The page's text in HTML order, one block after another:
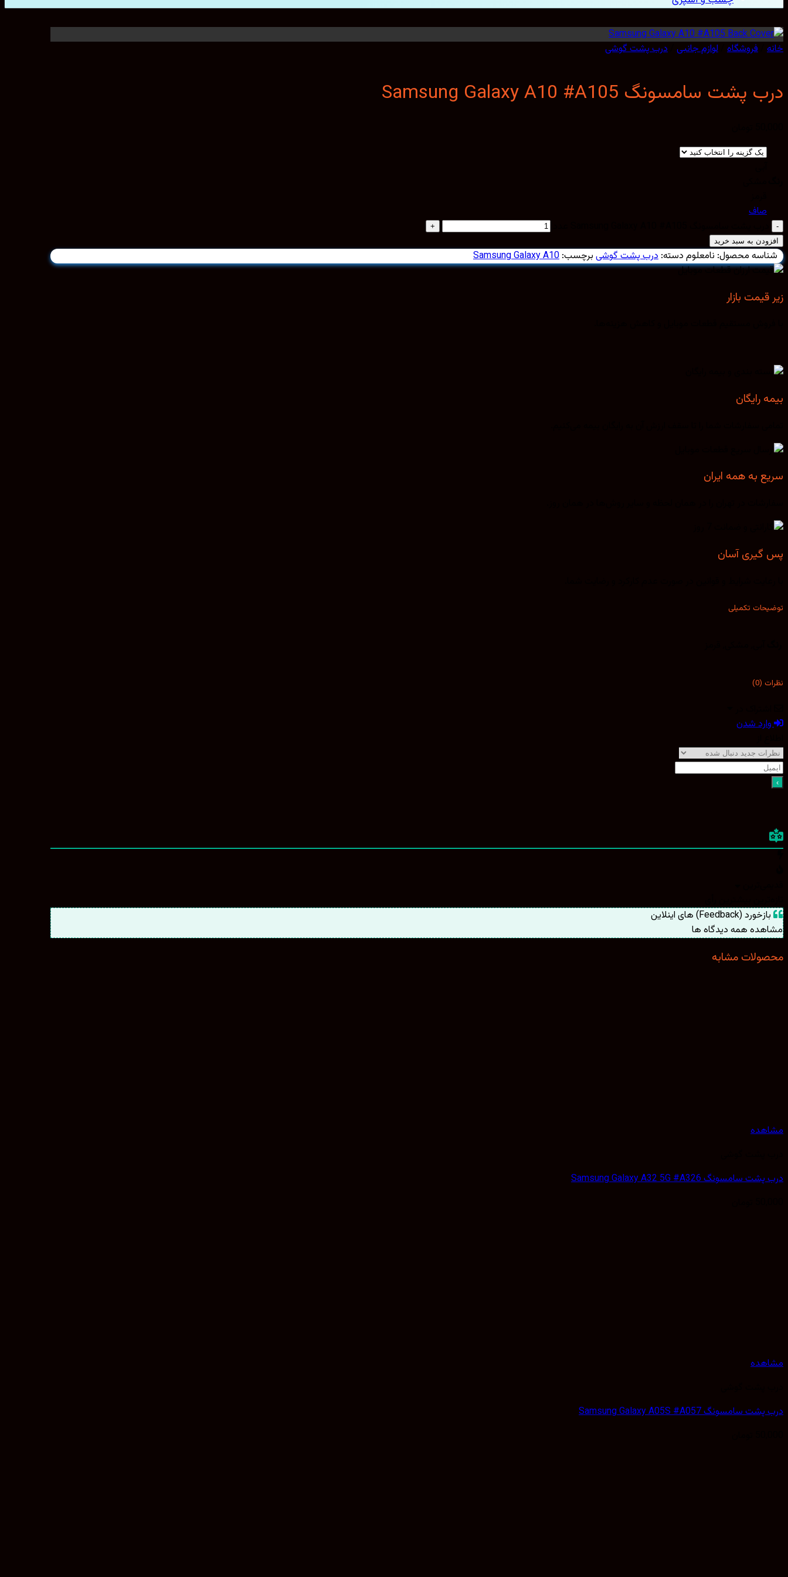
خانه فروشگاه لوازم جانبی درب پشت گوشی
درب پشت سامسونگ Samsung Galaxy A10 #A105
صاف
افزودن به سبد خرید
شناسه محصول: نامعلوم دسته: درب پشت گوشی برچسب: Samsung Galaxy A10
زیر قیمت بازار
بیمه رایگان
سریع به همه ایران
پس گیری آسان
توضیحات تکمیلی
نظرات (0)
وارد شدن
بازخورد (Feedback) های اینلاین
مشاهده همه دیدگاه ها
محصولات مشابه
مشاهده
درب پشت سامسونگ Samsung Galaxy A32 5G #A326
مشاهده
درب پشت سامسونگ Samsung Galaxy A05S #A057